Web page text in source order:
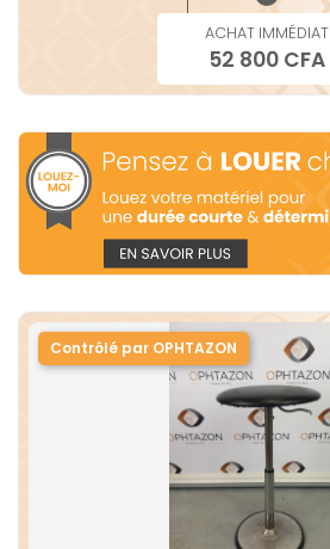
ACHAT IMMÉDIAT
52 800 CFA
Contrôlé par OPHTAZON